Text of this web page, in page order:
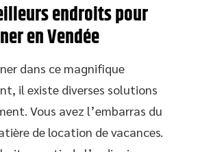
endroits pour
en Vendée
dans ce magnifique
il existe diverses solutions
Vous avez l’embarras du
de location de vacances.